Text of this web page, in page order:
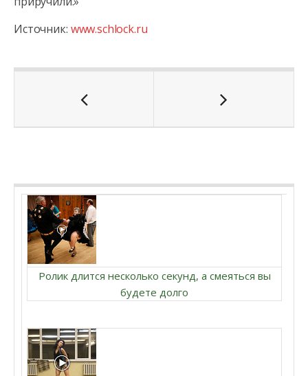
Источник: www.schlock.ru
Ролик длится несколько секунд, а смеяться вы
будете долго